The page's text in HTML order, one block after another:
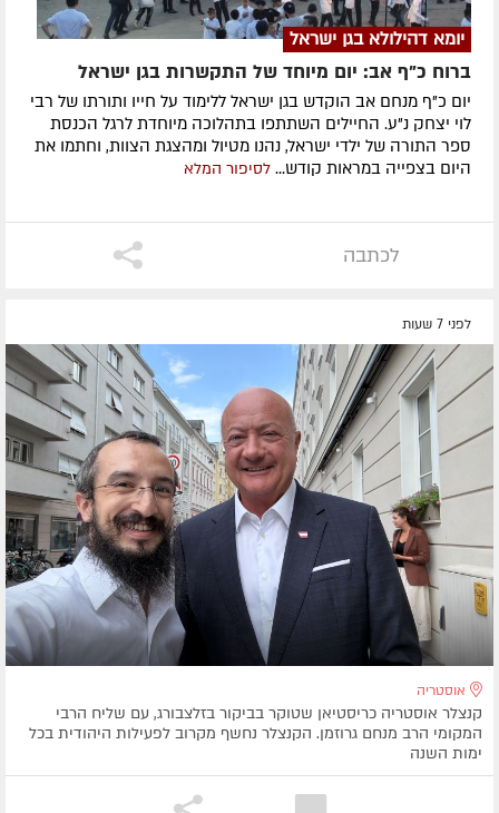
יומא דהילולא בגן ישראל
ברוח כ"ף אב: יום מיוחד של התקשרות בגן ישראל
יום כ"ף מנחם אב הוקדש בגן ישראל ללימוד על חייו ותורתו של רבי
לוי יצחק נ"ע. החיילים השתתפו בתהלוכה מיוחדת לרגל הכנסת
ספר התורה של ילדי ישראל, נהנו מטיול ומהצגת הצוות, וחתמו את
היום בצפייה במראות קודש... לסיפור המלא
לכתבה
לפני 7 שעות
אוסטריה
קנצלר אוסטריה כריסטיאן שטוקר בביקור בזלצבורג, עם שליח הרבי
המקומי הרב מנחם גרוזמן. הקנצלר נחשף מקרוב לפעילות היהודית בכל
ימות השנה